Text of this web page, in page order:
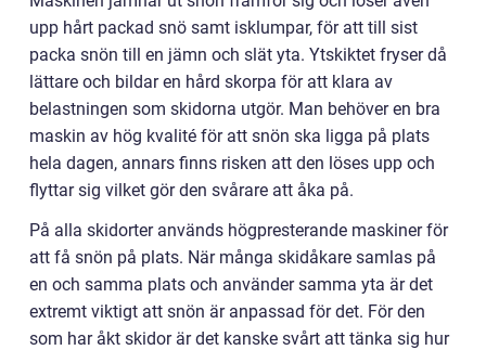
upp hårt packad snö samt isklumpar, för att till sist
packa snön till en jämn och slät yta. Ytskiktet fryser då
lättare och bildar en hård skorpa för att klara av
belastningen som skidorna utgör. Man behöver en bra
maskin av hög kvalité för att snön ska ligga på plats
hela dagen, annars finns risken att den löses upp och
flyttar sig vilket gör den svårare att åka på.
På alla skidorter används högpresterande maskiner för
att få snön på plats. När många skidåkare samlas på
en och samma plats och använder samma yta är det
extremt viktigt att snön är anpassad för det. För den
som har åkt skidor är det kanske svårt att tänka sig hur